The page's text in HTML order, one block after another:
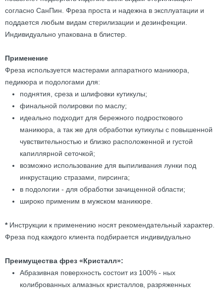
согласно СанПин. Фреза проста и надежна в эксплуатации и
поддается любым видам стерилизации и дезинфекции.
Индивидуально упакована в блистер.
Применение
Фреза используется мастерами аппаратного маникюра,
педикюра и подологами для:
поднятия, среза и шлифовки кутикулы;
финальной полировки по маслу;
идеально подходит для бережного подросткового
маникюра, а так же для обработки кутикулы с повышенной
чувствительностью и близко расположенной и густой
капиллярной сеточкой;
возможно использование для выпиливания лунки под
инкрустацию стразами, пирсинга;
в подологии - для обработки зачищенной области;
широко применим в мужском маникюре.
*Инструкции к применению носят рекомендательный характер.
Фреза под каждого клиента подбирается индивидуально
Преимущества фрез «Кристалл»:
Абразивная поверхность состоит из 100% - ных
колиброванных алмазных кристаллов, разряженных